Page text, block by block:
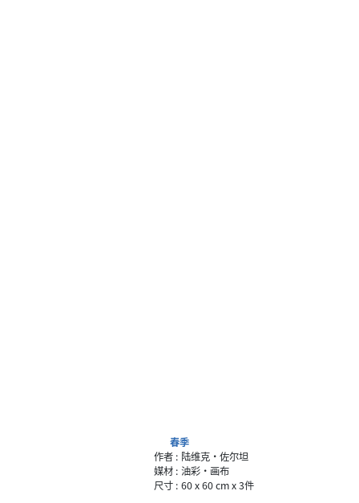
春季
作者 :
媒材 :
尺寸 :
陆维克·佐尔坦
油彩·画布
60 x 60 cm x 3件